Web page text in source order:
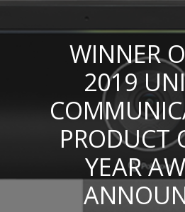
WINNER
2019
PRODUCT
YEAR